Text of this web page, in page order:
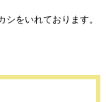
をいれております。